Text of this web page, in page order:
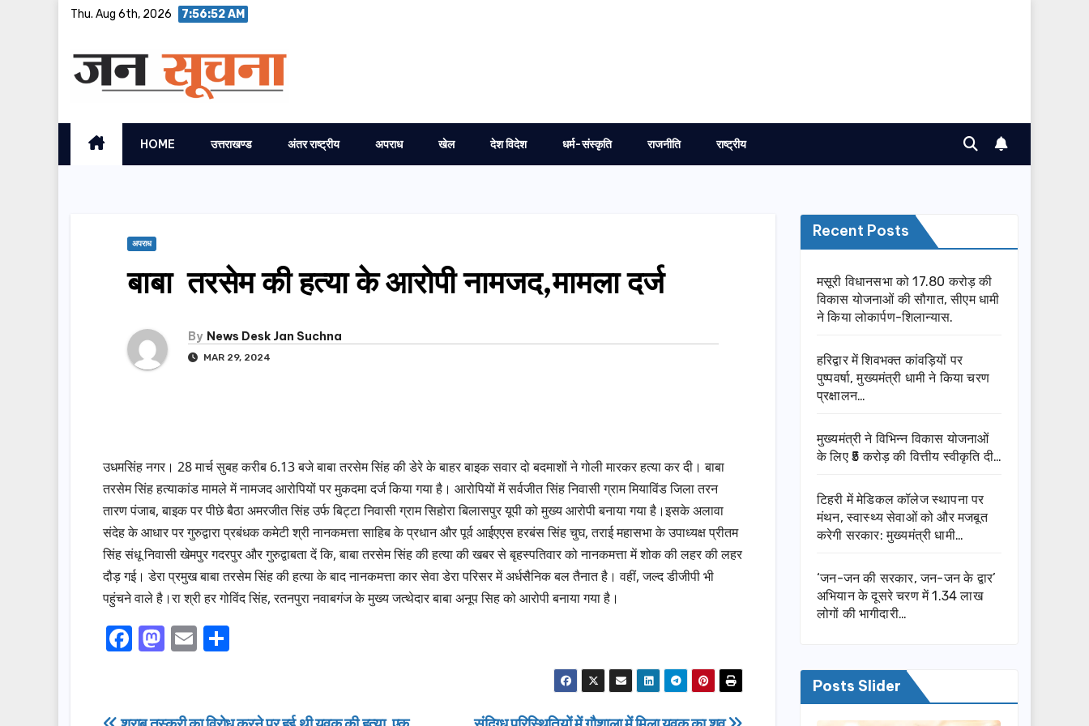
Thu. Aug 6th, 2026 7:56:53 AM
HOME उत्तराखण्ड अंतर राष्ट्रीय अपराध खेल देश विदेश धर्म-संस्कृति राजनीति राष्ट्रीय
अपराध
बाबा तरसेम की हत्या के आरोपी नामजद,मामला दर्ज
By News Desk Jan Suchna
MAR 29, 2024
उधमसिंह नगर। 28 मार्च सुबह करीब 6.13 बजे बाबा तरसेम सिंह की डेरे के बाहर बाइक सवार दो बदमाशों ने गोली मारकर हत्या कर दी। बाबा
तरसेम सिंह हत्याकांड मामले में नामजद आरोपियों पर मुकदमा दर्ज किया गया है। आरोपियों में सर्वजीत सिंह निवासी ग्राम मियाविंड जिला तरन
तारण पंजाब, बाइक पर पीछे बैठा अमरजीत सिंह उर्फ बिट्टा निवासी ग्राम सिहोरा बिलासपुर यूपी को मुख्य आरोपी बनाया गया है।इसके अलावा
संदेह के आधार पर गुरुद्वारा प्रबंधक कमेटी श्री नानकमत्ता साहिब के प्रधान और पूर्व आईएएस हरबंस सिंह चुघ, तराई महासभा के उपाध्यक्ष प्रीतम
सिंह संधू निवासी खेमपुर गदरपुर और गुरुद्वाबता दें कि, बाबा तरसेम सिंह की हत्या की खबर से बृहस्पतिवार को नानकमत्ता में शोक की लहर की लहर
दौड़ गई। डेरा प्रमुख बाबा तरसेम सिंह की हत्या के बाद नानकमत्ता कार सेवा डेरा परिसर में अर्धसैनिक बल तैनात है। वहीं, जल्द डीजीपी भी
पहुंचने वाले है।रा श्री हर गोविंद सिंह, रतनपुरा नवाबगंज के मुख्य जत्थेदार बाबा अनूप सिह को आरोपी बनाया गया है।
F
e
M
o
E
e
Recent Posts
मसूरी विधानसभा को 17.80 करोड़ की
विकास योजनाओं की सौगात, सीएम धामी
ने किया लोकार्पण-शिलान्यास.
हरिद्वार में शिवभक्त कांवड़ियों पर
पुष्पवर्षा, मुख्यमंत्री धामी ने किया चरण
प्रक्षालन…
मुख्यमंत्री ने विभिन्न विकास योजनाओं
के लिए ₹5 करोड़ की वित्तीय स्वीकृति दी…
टिहरी में मेडिकल कॉलेज स्थापना पर
मंथन, स्वास्थ्य सेवाओं को और मजबूत
करेगी सरकार: मुख्यमंत्री धामी…
‘जन-जन की सरकार, जन-जन के द्वार’
अभियान के दूसरे चरण में 1.34 लाख
लोगों की भागीदारी…
Posts Slider